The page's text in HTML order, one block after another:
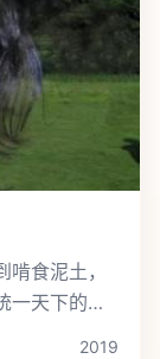
食泥土，
一天下的地
2019